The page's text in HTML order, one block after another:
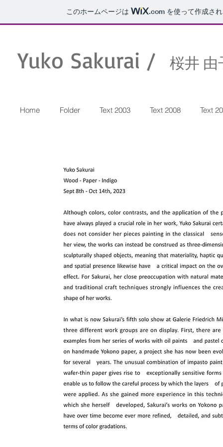
このホームページは .com を使って作成さ
Yuko Sakurai / 桜井 由
Home Folder Text 2003 Text 2008 Text